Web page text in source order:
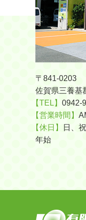
〒841-0203
佐賀県三養基
【TEL】 0942-
【営業時間】
【休日】
日、
年始